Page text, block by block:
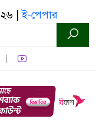
|ই-পেপার